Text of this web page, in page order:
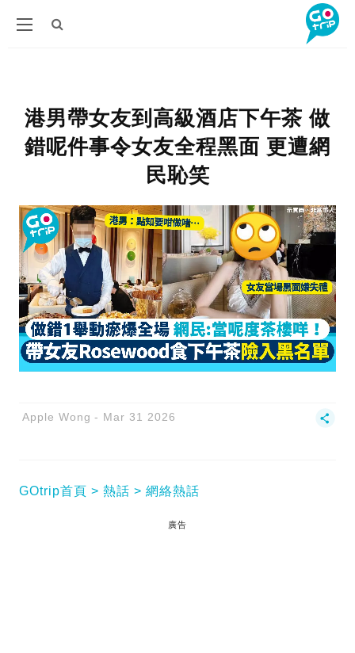
港男帶女友到高級酒店下午茶 做
錯呢件事令女友全程黑面 更遭網
民恥笑
Apple Wong Mar 31 2026
GOtrip首頁 熱話 網絡熱話
廣告